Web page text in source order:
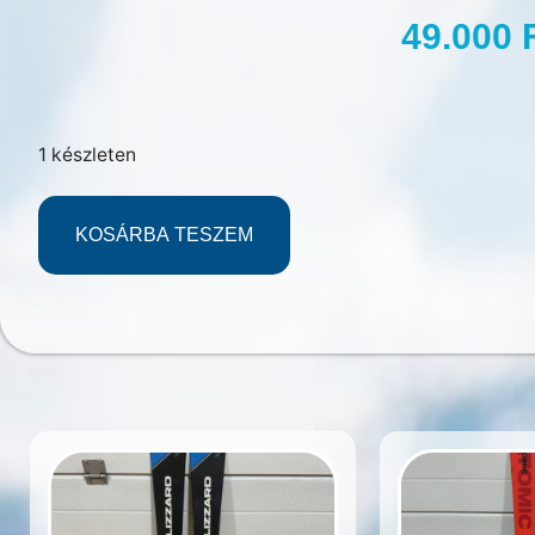
49.000
1 készleten
KOSÁRBA TESZEM